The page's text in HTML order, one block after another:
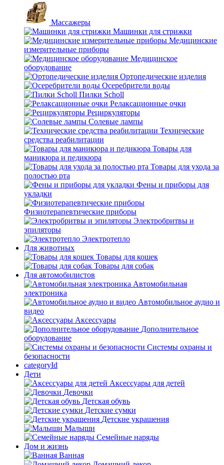
Массажеры
Машинки для стрижки
Медицинские
измерительные приборы
Медицинское
оборудование
Ортопедические изделия
Осеребрители воды
Пилки Scholl
Релаксационные очки
Рециркуляторы
Солевые лампы
Технические
средства реабилитации
Товары для
маникюра и педикюра
Товары для ухода за
полостью рта
Фены и приборы для
укладки
Физиотерапевтические приборы
Электробритвы и
эпиляторы
Электротепло
Для животных
Товары для кошек
Товары для собак
Для автомобилистов
Автомобильная
электроника
Автомобильное аудио и
видео
Аксессуары
Дополнительное
оборудование
Системы охраны и
безопасности
categoryId
Дети
Аксессуары для детей
Девочки
Детская обувь
Детские сумки
Детские украшения
Малыши
Семейные наряды
Дом и жизнь
Ванная